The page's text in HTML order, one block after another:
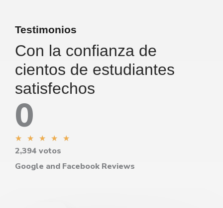
Testimonios
Con la confianza de
cientos de estudiantes
satisfechos
0
★ ★ ★ ★ ★
2,394 votos
Google and Facebook Reviews